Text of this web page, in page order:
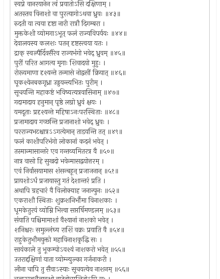
स्वप्ने वानरयानेन त्वं प्रयातोऽसि दक्षिणाम् ।
अतस्तव विनाशो वा पुरत्यागोऽथवा ध्रुवः ॥४३॥
रुदती या त्वया दृष्टा नारी रात्रौ दिगम्बरा ।
मुक्तकेशी व्योमगाऽभूत् फलं राज्यविपर्ययः ॥४४॥
देवालयस्य कलशः पतन् दृष्टस्त्वया यतः ।
द्राक् स्वल्पैर्दिवसैरेव राज्यभंगो भवेद् ध्रुवम् ॥४५॥
पुरीं परित आगत्य मृगाः शिवादयो मुहुः ।
रोरूयमाणा दृश्यन्ते तन्मासे नोद्वसीं क्रियात् ॥४६॥
घूकश्येनबकगृध्रा उड्डयन्त्यभितः पुरीम् ।
सूचयन्ति महाकष्टं भविष्यत्यत्रवासिनाम् ॥४७॥
गदामादाय हनुमान् पृष्ठे लग्नो ध्रुवं क्षयः ।
यमदूताः प्रदृश्यन्ते महिषाऽनःपरस्थिताः ॥४८॥
प्रजामादाय गच्छन्ति प्रजानाशो भवेद् ध्रुवः ।
परराज्यभटश्चात्रऽऽगत्येमान् ताडयन्ति तत् ॥४९॥
फलं काशीपरिभंगो लोकानां कदनं भवेत् ।
तस्मान्मासान्तरे एव गन्तव्यमितरत्र वै ॥५०॥
नात्र वासो हि सुखदो भवेन्मासद्वयोत्तरम् ।
एवं निर्वासयामास शंसन्बहून् प्रजाजनान् ॥५१॥
प्रायशोऽर्धं प्रजायास्तु गतं देशान्तरं प्रति ।
अथापि ग्रहचारं वै विलोक्याह जनान्पुनः ॥५२॥
एकराशौ स्थिताः शुक्रशनिर्भौमा विनाशकाः ।
धूमकेतुरयं व्योम्नि भित्त्वा सप्तर्षिमण्डलम् ॥५३॥
संयाति पश्चिमामाशां वैश्यानां नाशको भवेत् ।
शनिश्चरः समुल्लंघ्य राशिं वक्रः प्रयाति वै ॥५४॥
राहुकेतुभौमयुक्तो महाविनाशकृद्धि सः ।
सायंकाले तु भूकम्पोऽवश्यं नाशकरो भवेत् ॥५५॥
उतराद्दक्षिणां याता व्योम्न्युल्का गर्जनाकरी ।
लीना चापि तु सैवाऽस्याः सूचयत्येव नाशनम् ॥५६॥